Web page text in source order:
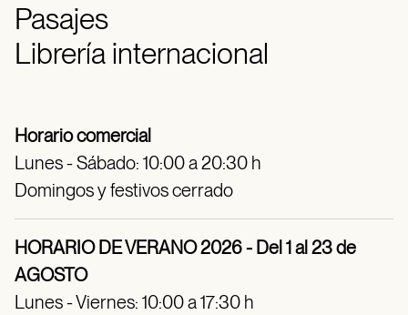
Pasajes
Librería internacional
Horario comercial
Lunes - Sábado: 10:00 a 20:30 h
Domingos y festivos cerrado
HORARIO DE VERANO 2026 - Del 1 al 23 de
AGOSTO
Lunes - Viernes: 10:00 a 17:30 h